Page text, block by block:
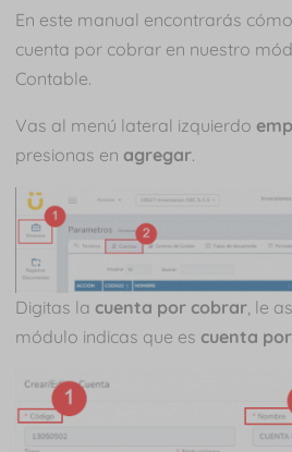
En este manual encontrarás
cuenta por cobrar en nuestro
Contable.
Vas al menú lateral izquierdo
presionas en agregar.
Digitas la cuenta por cobrar , le
módulo indicas que es cuenta